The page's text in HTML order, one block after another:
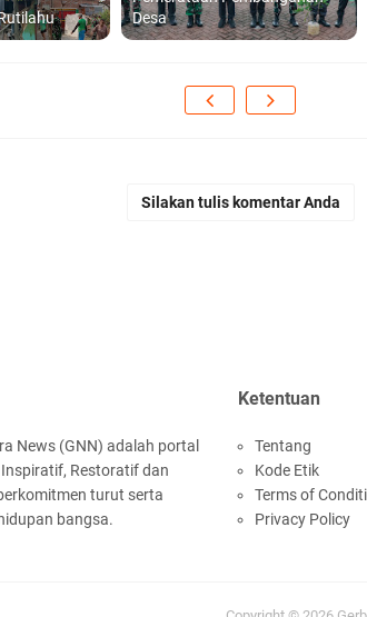
Desa
Silakan tulis komentar Anda
News (GNN) adalah portal
Restoratif dan
turut serta
bangsa.
Ketentuan
Tentang
Kode Etik
Terms of
Privacy Policy